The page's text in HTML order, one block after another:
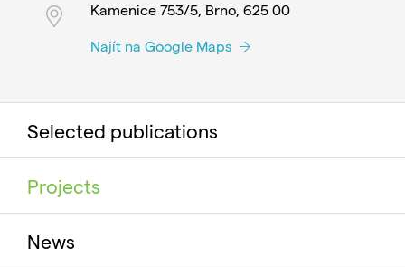
Kamenice 753/5, Brno, 625 00
Najít na Google Maps
Selected publications
Projects
News